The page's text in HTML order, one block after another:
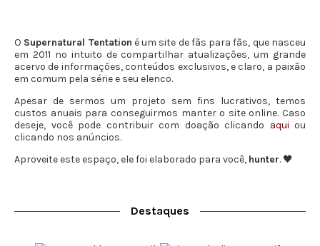
O Supernatural Tentation é um site de fãs para fãs, que nasceu
em 2011 no intuito de compartilhar atualizações, um grande
acervo de informações, conteúdos exclusivos, e claro, a paixão
em comum pela série e seu elenco.
Apesar de sermos um projeto sem fins lucrativos, temos
custos anuais para conseguirmos manter o site online. Caso
deseje, você pode contribuir com doação clicando aqui ou
clicando nos anúncios.
Aproveite este espaço, ele foi elaborado para você, hunter. 🖤
Destaques